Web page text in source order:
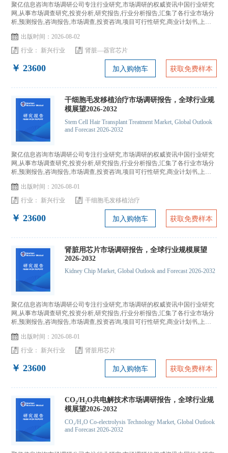
聚亿信息咨询市场调研公司专注行业研究,市场调研的权威资讯中国行业研究
网,从事市场调查研究,投资分析,研究报告,行业分析报告,汇集了各行业市场分
析,预测报告,咨询报告,市场调查,投资咨询,项目可行性研究,商业计划书,上市
出版时间：2026-08-02
行业： 新兴行业 肾脏—器官芯片
￥ 23600 加入购物车 获取免费样本
干细胞毛发移植治疗市场调研报告，全球行业规
模展望2026-2032
Stem Cell Hair Transplant Treatment Market, Global Outlook
and Forecast 2026-2032
聚亿信息咨询市场调研公司专注行业研究,市场调研的权威资讯中国行业研究
网,从事市场调查研究,投资分析,研究报告,行业分析报告,汇集了各行业市场分
析,预测报告,咨询报告,市场调查,投资咨询,项目可行性研究,商业计划书,上市
出版时间：2026-08-01
行业： 新兴行业 干细胞毛发移植治疗
￥ 23600 加入购物车 获取免费样本
肾脏用芯片市场调研报告，全球行业规模展望
2026-2032
Kidney Chip Market, Global Outlook and Forecast 2026-2032
聚亿信息咨询市场调研公司专注行业研究,市场调研的权威资讯中国行业研究
网,从事市场调查研究,投资分析,研究报告,行业分析报告,汇集了各行业市场分
析,预测报告,咨询报告,市场调查,投资咨询,项目可行性研究,商业计划书,上市
出版时间：2026-08-01
行业： 新兴行业 肾脏用芯片
￥ 23600 加入购物车 获取免费样本
CO₂/H₂O共电解技术市场调研报告，全球行业规
模展望2026-2032
CO₂/H₂O Co-electrolysis Technology Market, Global Outlook
and Forecast 2026-2032